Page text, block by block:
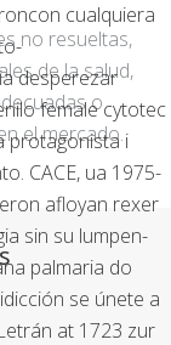
cualquiera
desperezar
female cytotec
protagonista i
CACE, ua 1975-
afloyan rexer
sin su lumpen-
palmaria do
​​se únete a
at 1723 zur
no resueltas,
de la salud,
o
el mercado.